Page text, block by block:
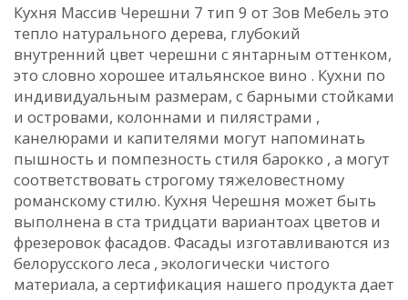
Кухня Массив Черешни 7 тип 9 от Зов Мебель это
тепло натурального дерева, глубокий
внутренний цвет черешни с янтарным оттенком,
это словно хорошее итальянское вино . Кухни по
индивидуальным размерам, с барными стойками
и островами, колоннами и пилястрами ,
канелюрами и капителями могут напоминать
пышность и помпезность стиля барокко , а могут
соответствовать строгому тяжеловестному
романскому стилю. Кухня Черешня может быть
выполнена в ста тридцати вариантоах цветов и
фрезеровок фасадов. Фасады изготавливаются из
белорусского леса , экологически чистого
материала, а сертификация нашего продукта дает